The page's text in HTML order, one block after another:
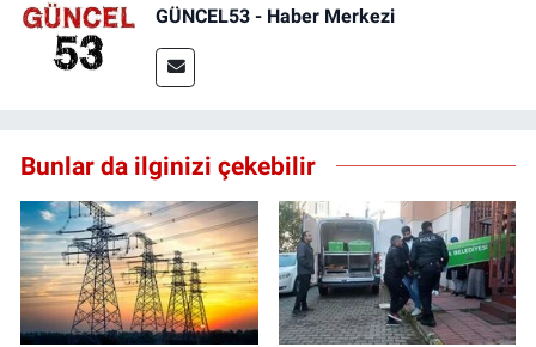
GÜNCEL53 - Haber Merkezi
Bunlar da ilginizi çekebilir